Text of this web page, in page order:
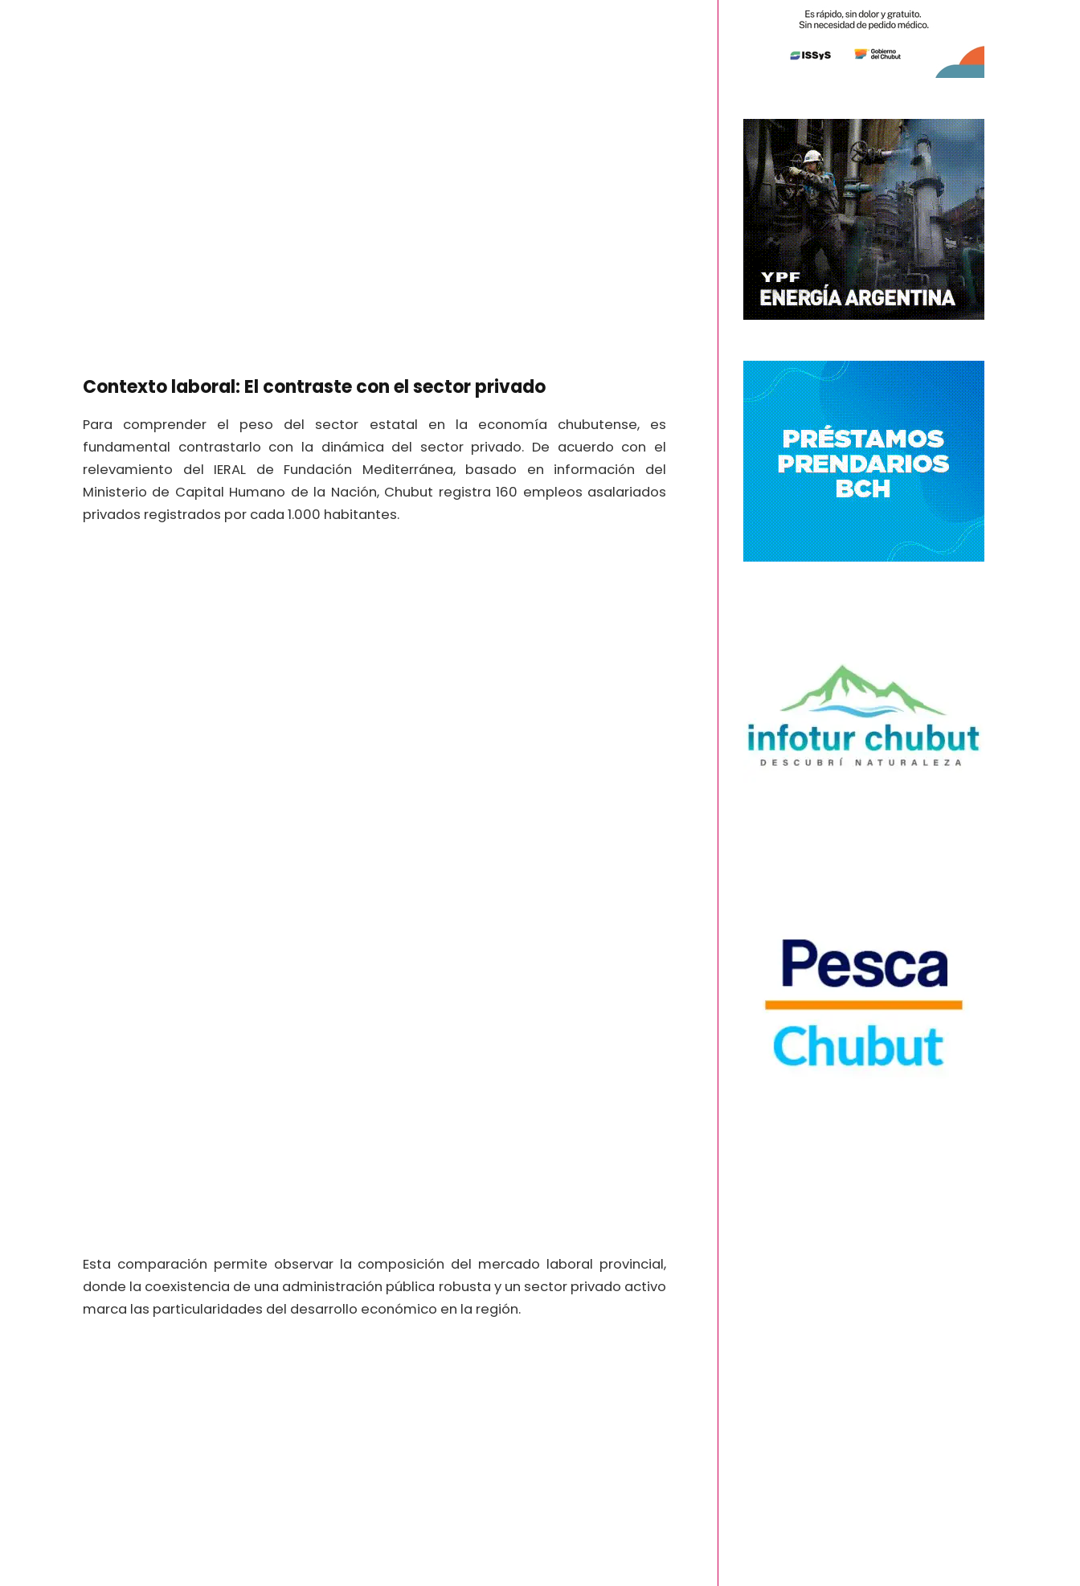
​Contexto laboral: El contraste con el sector privado
​Para comprender el peso del sector estatal en la economía chubutense, es
fundamental contrastarlo con la dinámica del sector privado. De acuerdo con el
relevamiento del IERAL de Fundación Mediterránea, basado en información del
Ministerio de Capital Humano de la Nación, Chubut registra 160 empleos asalariados
privados registrados por cada 1.000 habitantes.
​Esta comparación permite observar la composición del mercado laboral provincial,
donde la coexistencia de una administración pública robusta y un sector privado activo
marca las particularidades del desarrollo económico en la región.